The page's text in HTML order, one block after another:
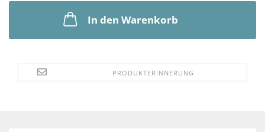
In den Warenkorb
PRODUKTERINNERUNG